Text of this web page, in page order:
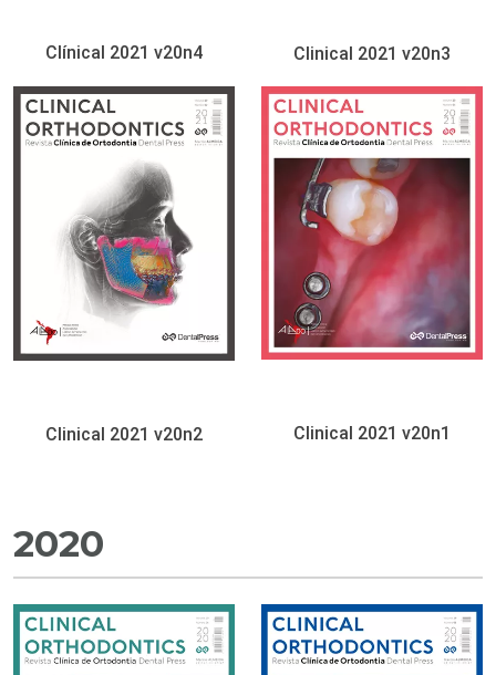
Clínical 2021 v20n4 Clinical 2021 v20n3
Clinical 2021 v20n2 Clinical 2021 v20n1
2020